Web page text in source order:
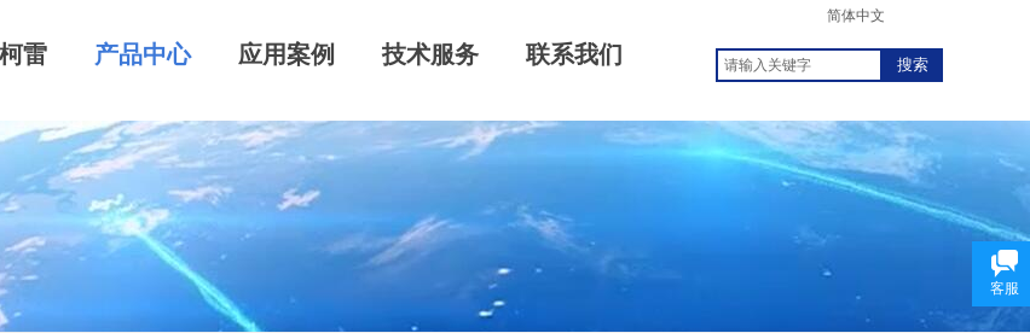
简体中文
雷 产品中心 应用案例 技术服务 联系我们 搜索
客服